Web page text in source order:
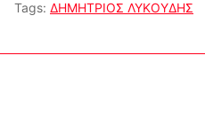
Tags: ΔΗΜΗΤΡΙΟΣ ΛΥΚΟΥΔΗΣ